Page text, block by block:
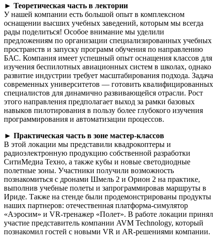
► Теоретическая часть в лектории
У нашей компании есть большой опыт в комплексном
оснащении высших учебных заведений, которым мы всегда
рады поделиться! Особое внимание мы уделили
предложениям по организации специализированных учебных
пространств и запуску программ обучения по направлению
БАС. Компания имеет успешный опыт оснащения классов для
изучения беспилотных авиационных систем в школах, однако
развитие индустрии требует масштабирования подхода. Задача
современных университетов — готовить квалифицированных
специалистов для динамично развивающейся отрасли. Рост
этого направления предполагает выход за рамки базовых
навыков пилотирования в пользу более глубокого изучения
программирования и автоматизации процессов.
► Практическая часть в зоне мастер-классов
В этой локации мы представили квадрокоптеры и
радиоэлектронную продукцию собственной разработки
СитиМедиа Техно, а также кубы и новые светодиодные
полетные зоны. Участники получили возможность
познакомиться с дронами Шмель 2 и Орион 2 на практике,
выполнив учебные полеты и запрограммировав маршруты в
Ириде. Также на стенде были продемонстрированы продукты
наших партнеров: отечественная платформа-симулятор
«Аэросим» и VR-тренажер «Полет». В работе локации принял
участие представитель компании AVM Technology, который
познакомил гостей с новыми VR и AR-решениями компании.